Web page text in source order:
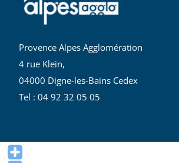
Provence Alpes Agglomération
4 rue Klein,
04000 Digne-les-Bains Cedex
Tel : 04 92 32 05 05